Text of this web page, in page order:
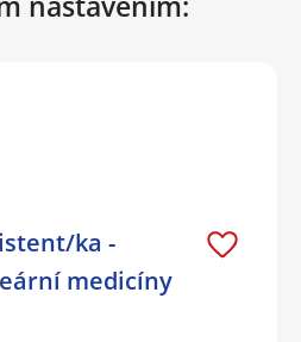
ka -
medicíny